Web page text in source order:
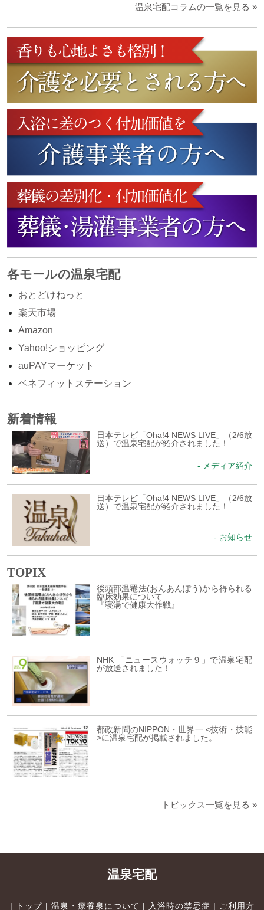
温泉宅配コラムの一覧を見る »
各モールの温泉宅配
おとどけねっと
楽天市場
Amazon
Yahoo!ショッピング
auPAYマーケット
ベネフィットステーション
新着情報
日本テレビ「Oha!4 NEWS LIVE」（2/6放
送）で温泉宅配が紹介されました！
- メディア紹介
日本テレビ「Oha!4 NEWS LIVE」（2/6放
送）で温泉宅配が紹介されました！
- お知らせ
TOPIX
後頭部温罨法(おんあんぽう)から得られる
臨床効果について
『寝湯で健康大作戦』
NHK 「ニュースウォッチ９」で温泉宅配
が放送されました！
都政新聞のNIPPON・世界一 <技術・技能
>に温泉宅配が掲載されました。
トピックス一覧を見る »
温泉宅配
| トップ| 温泉・療養泉について | 入浴時の禁忌症 | ご利用方